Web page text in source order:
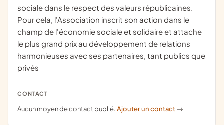
sociale dans le respect des valeurs républicaines.
Pour cela, l'Association inscrit son action dans le
champ de l'économie sociale et solidaire et attache
le plus grand prix au développement de relations
harmonieuses avec ses partenaires, tant publics que
privés
CONTACT
Aucun moyen de contact publié.Ajouter un contact ->